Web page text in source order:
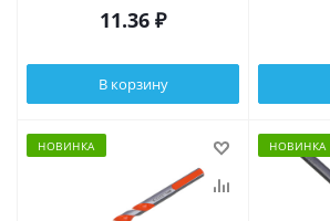
11.36 ₽
В корзину
НОВИНКА НОВИНКА